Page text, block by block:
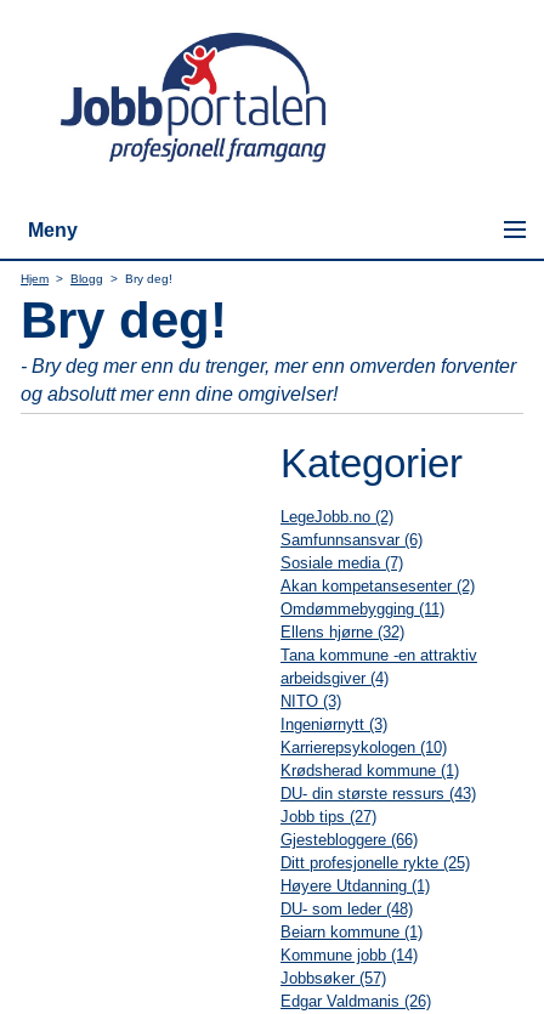
Meny
Hjem > Blogg > Bry deg!
Bry deg!
- Bry deg mer enn du trenger, mer enn omverden forventer
og absolutt mer enn dine omgivelser!
Kategorier
LegeJobb.no (2)
Samfunnsansvar (6)
Sosiale media (7)
Akan kompetansesenter (2)
Omdømmebygging (11)
Ellens hjørne (32)
Tana kommune -en attraktiv
arbeidsgiver (4)
NITO (3)
Ingeniørnytt (3)
Karrierepsykologen (10)
Krødsherad kommune (1)
DU- din største ressurs (43)
Jobb tips (27)
Gjestebloggere (66)
Ditt profesjonelle rykte (25)
Høyere Utdanning (1)
DU- som leder (48)
Beiarn kommune (1)
Kommune jobb (14)
Jobbsøker (57)
Edgar Valdmanis (26)